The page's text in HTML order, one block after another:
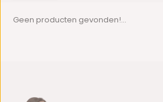
Geen producten gevonden!...